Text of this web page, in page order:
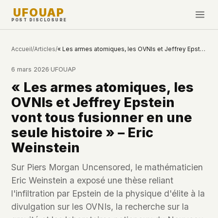
UFOUAP
POST DISCLOSURE
Topics & Tags
U.S. Govt Feed
NEWS
Cette Semaine
Nouveautés
Observations
PEOPLE
WHAT WE DON'T USE
Google Analytics
Third-party scripts
✕ External fonts or CDNs
Accueil/Articles/ « Les armes atomiques, les OVNIs et Jeffrey Epstein vont tous fusionner en une seule histoire » – Eric Weinstein
6 mars 2026·UFOUAP
« Les armes atomiques, les
OVNIs et Jeffrey Epstein
vont tous fusionner en une
seule histoire » – Eric
Weinstein
Sur Piers Morgan Uncensored, le mathématicien
Eric Weinstein a exposé une thèse reliant
l'infiltration par Epstein de la physique d'élite à la
divulgation sur les OVNIs, la recherche sur la